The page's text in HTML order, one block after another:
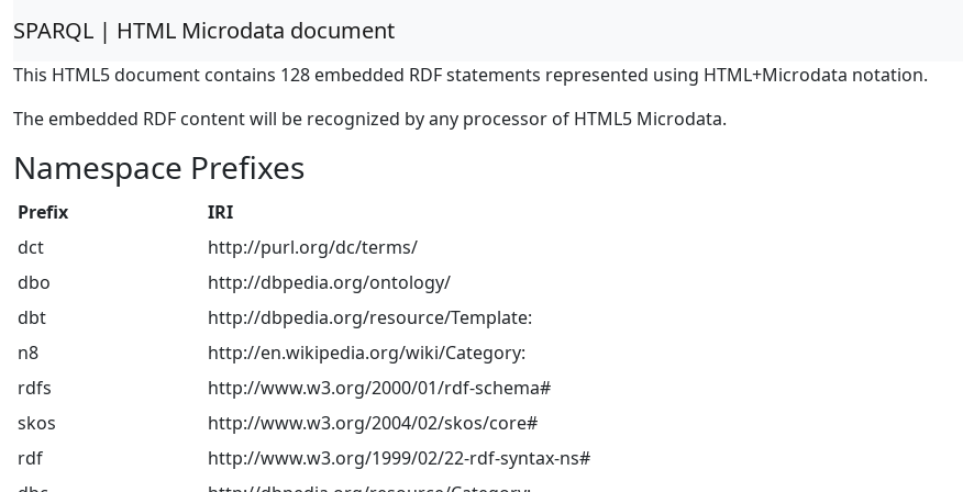
SPARQL | HTML Microdata document
This HTML5 document contains 128 embedded RDF statements represented using HTML+Microdata notation.
The embedded RDF content will be recognized by any processor of HTML5 Microdata.
Namespace Prefixes
Prefix
IRI
dct
http://purl.org/dc/terms/
dbo
http://dbpedia.org/ontology/
dbt
http://dbpedia.org/resource/Template:
n8
http://en.wikipedia.org/wiki/Category:
rdfs
http://www.w3.org/2000/01/rdf-schema#
skos
http://www.w3.org/2004/02/skos/core#
rdf
http://www.w3.org/1999/02/22-rdf-syntax-ns#